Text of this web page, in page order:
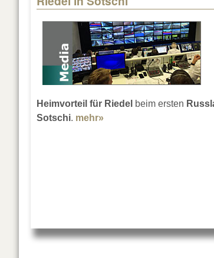
Heimvorteil für Riedel beim ersten
Sotschi. mehr»